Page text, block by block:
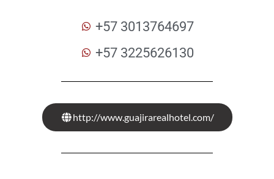
+57 3013764697
+57 3225626130
http://www.guajirarealhotel.com/